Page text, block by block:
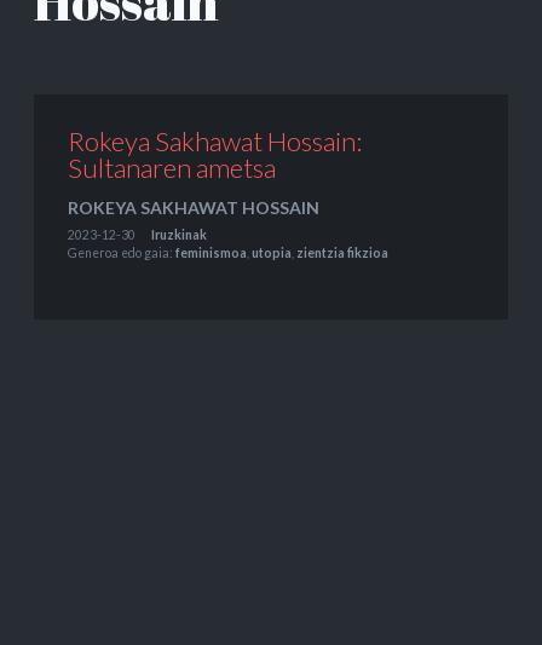
Rokeya Sakhawat Hossain:
Sultanaren ametsa
ROKEYA SAKHAWAT HOSSAIN
2023-12-30
Iruzkinak
Generoa edo gaia: feminismoa utopia zientzia fikzioa